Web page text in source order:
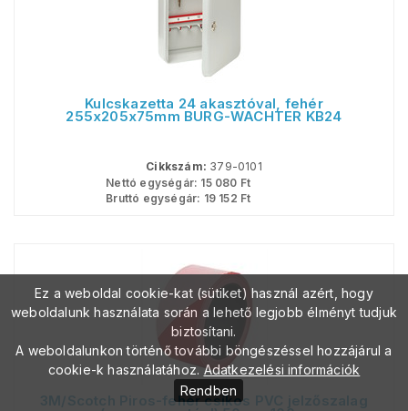
Kulcskazetta 24 akasztóval, fehér
255x205x75mm BURG-WACHTER KB24
Cikkszám: 379-0101
Nettó egységár: 15 080 Ft
Bruttó egységár: 19 152 Ft
3M/Scotch Piros-fehér csíkos PVC jelzőszalag
Ez a weboldal cookie-kat (sütiket) használ azért, hogy
weboldalunk használata során a lehető legjobb élményt tudjuk
biztosítani.
A weboldalunkon történő további böngészéssel hozzájárul a
cookie-k használatához.Adatkezelési információk
Rendben